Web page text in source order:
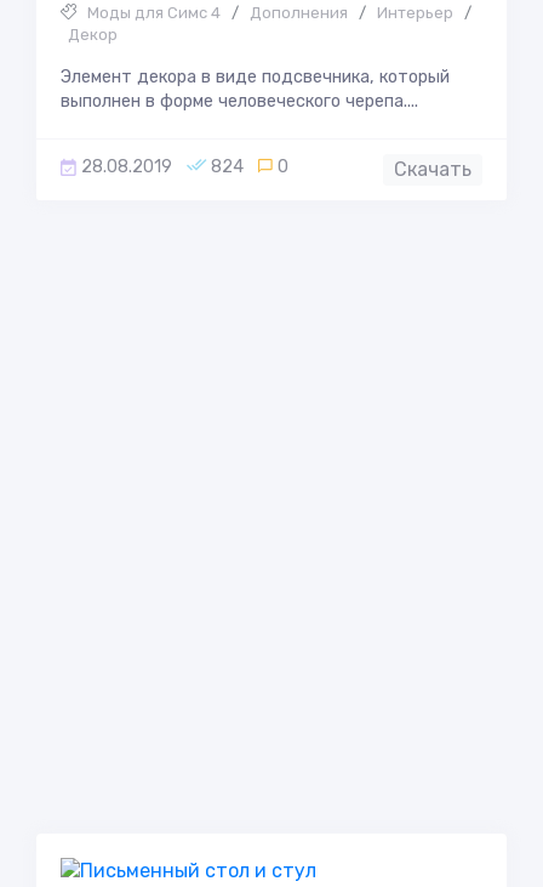
Моды для Симс 4 / Дополнения / Интерьер
/
Декор
Элемент декора в виде подсвечника, который
выполнен в форме человеческого черепа....
28.08.2019 824 0 Скачать